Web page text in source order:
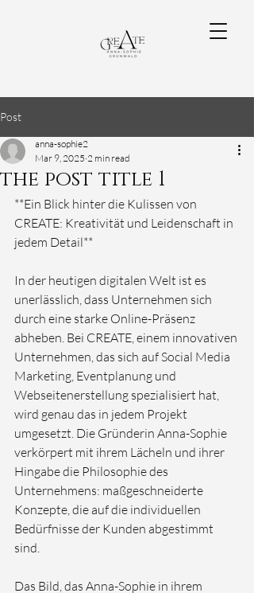
Post
the post title 1
anna-sophie2
Mar 9, 2025 2 min read
**Ein Blick hinter die Kulissen von
CREATE: Kreativität und Leidenschaft in
jedem Detail**
In der heutigen digitalen Welt ist es
unerlässlich, dass Unternehmen sich
durch eine starke Online-Präsenz
abheben. Bei CREATE, einem innovativen
Unternehmen, das sich auf Social Media
Marketing, Eventplanung und
Webseitenerstellung spezialisiert hat,
wird genau das in jedem Projekt
umgesetzt. Die Gründerin Anna-Sophie
verkörpert mit ihrem Lächeln und ihrer
Hingabe die Philosophie des
Unternehmens: maßgeschneiderte
Konzepte, die auf die individuellen
Bedürfnisse der Kunden abgestimmt
sind.
Das Bild, das Anna-Sophie in ihrem